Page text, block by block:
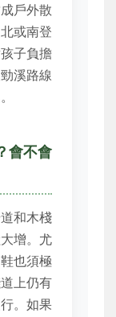
戶外散
或南登
子負擔
溪路線
會不會
和木棧
增。尤
也須極
上仍有
。如果